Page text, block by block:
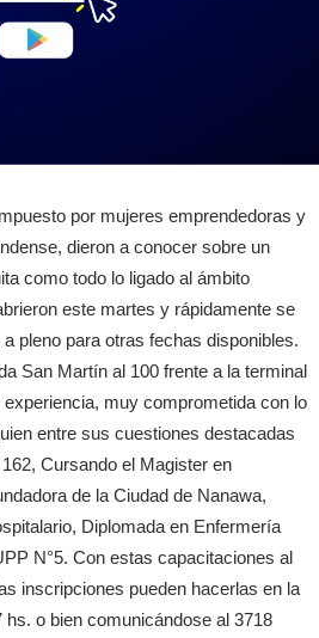
por mujeres emprendedoras y
dieron a conocer sobre un
como todo lo ligado al ámbito
este martes y rápidamente se
pleno para otras fechas disponibles.
San Martín al 100 frente a la terminal
muy comprometida con lo
entre sus cuestiones destacadas
Cursando el Magister en
de la Ciudad de Nanawa,
Diplomada en Enfermería
N°5. Con estas capacitaciones al
inscripciones pueden hacerlas en la
o bien comunicándose al 3718